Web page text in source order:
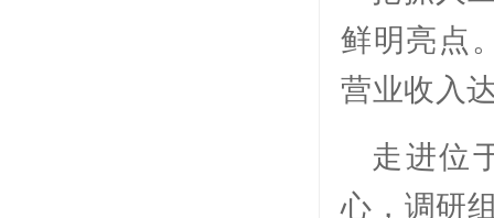
鲜明亮点
营业收入
走进位
心，调研